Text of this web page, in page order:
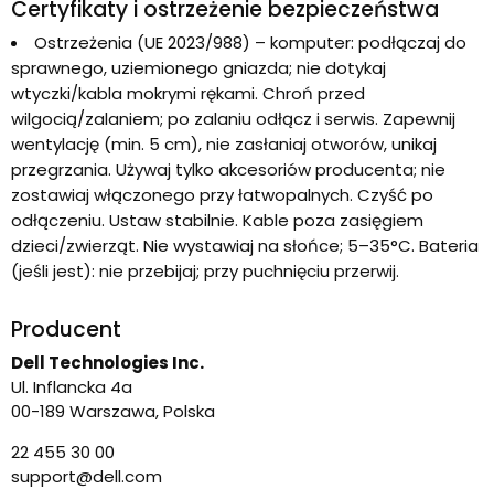
Certyfikaty i ostrzeżenie bezpieczeństwa
Ostrzeżenia (UE 2023/988) – komputer: podłączaj do
sprawnego, uziemionego gniazda; nie dotykaj
wtyczki/kabla mokrymi rękami. Chroń przed
wilgocią/zalaniem; po zalaniu odłącz i serwis. Zapewnij
wentylację (min. 5 cm), nie zasłaniaj otworów, unikaj
przegrzania. Używaj tylko akcesoriów producenta; nie
zostawiaj włączonego przy łatwopalnych. Czyść po
odłączeniu. Ustaw stabilnie. Kable poza zasięgiem
dzieci/zwierząt. Nie wystawiaj na słońce; 5–35°C. Bateria
(jeśli jest): nie przebijaj; przy puchnięciu przerwij.
Producent
Dell Technologies Inc.
Ul. Inflancka 4a
00-189 Warszawa, Polska
22 455 30 00
support@dell.com